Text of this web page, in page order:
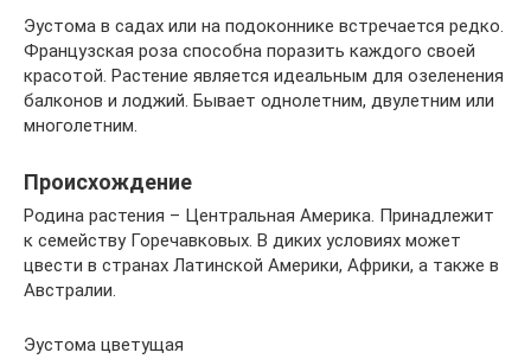
Эустома в садах или на подоконнике встречается редко.
Французская роза способна поразить каждого своей
красотой. Растение является идеальным для озеленения
балконов и лоджий. Бывает однолетним, двулетним или
многолетним.
Происхождение
Родина растения – Центральная Америка. Принадлежит
к семейству Горечавковых. В диких условиях может
цвести в странах Латинской Америки, Африки, а также в
Австралии.
Эустома цветущая